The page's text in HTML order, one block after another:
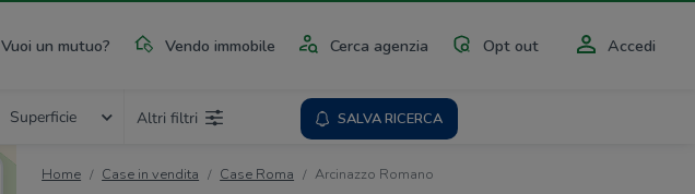
Vuoi un mutuo? Vendo immobile Cerca agenzia Opt out Accedi
Superficie Altri filtri SALVA RICERCA
Home Case in vendita Case Roma Arcinazzo Romano